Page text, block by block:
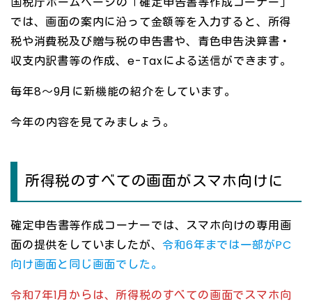
では、画面の案内に沿って金額等を入力すると、所得
税や消費税及び贈与税の申告書や、青色申告決算書・
収支内訳書等の作成、e-Taxによる送信ができます。
毎年8～9月に新機能の紹介をしています。
今年の内容を見てみましょう。
所得税のすべての画面がスマホ向けに
確定申告書等作成コーナーでは、スマホ向けの専用画
面の提供をしていましたが、令和6年までは一部がPC
向け画面と同じ画面でした。
令和7年1月からは、所得税のすべての画面でスマホ向